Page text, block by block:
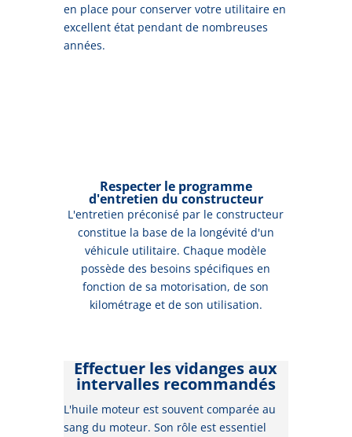
en place pour conserver votre utilitaire en
excellent état pendant de nombreuses
années.
Respecter le programme
d'entretien du constructeur
L'entretien préconisé par le constructeur
constitue la base de la longévité d'un
véhicule utilitaire. Chaque modèle
possède des besoins spécifiques en
fonction de sa motorisation, de son
kilométrage et de son utilisation.
Effectuer les vidanges aux
intervalles recommandés
L'huile moteur est souvent comparée au
sang du moteur. Son rôle est essentiel